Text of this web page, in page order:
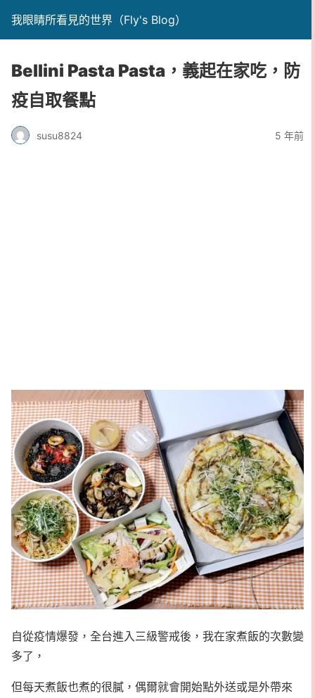
我眼睛所看見的世界（Fly's Blog）
Bellini Pasta Pasta，義起在家吃，防
疫自取餐點
susu8824 5 年前
自從疫情爆發，全台進入三級警戒後，我在家煮飯的次數變
多了，
但每天煮飯也煮的很膩，偶爾就會開始點外送或是外帶來